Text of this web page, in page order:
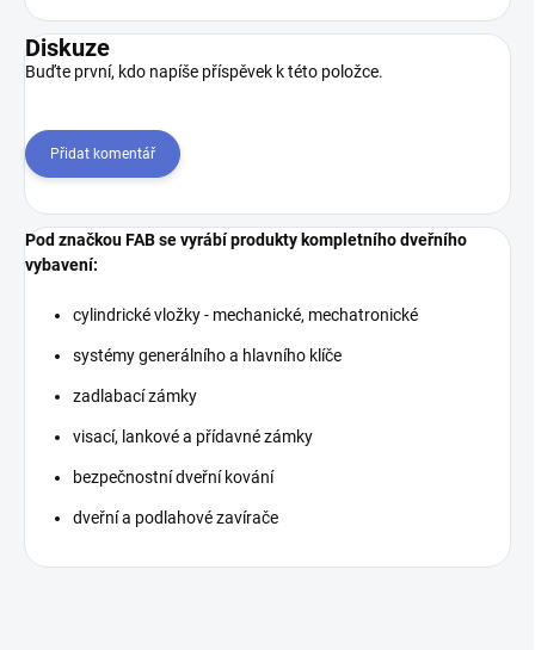
Diskuze
Buďte první, kdo napíše příspěvek k této položce.
Přidat komentář
Pod značkou FAB se vyrábí produkty kompletního dveřního
vybavení:
cylindrické vložky - mechanické, mechatronické
systémy generálního a hlavního klíče
zadlabací zámky
visací, lankové a přídavné zámky
bezpečnostní dveřní kování
dveřní a podlahové zavírače